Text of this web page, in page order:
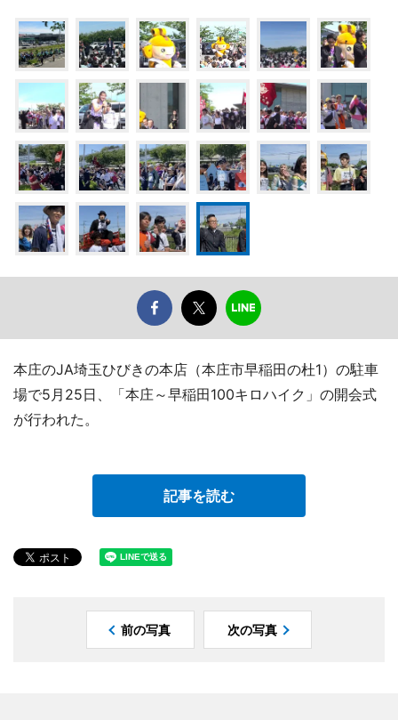
本庄のJA埼玉ひびきの本店（本庄市早稲田の杜1）の駐車
場で5月25日、「本庄～早稲田100キロハイク」の開会式
が行われた。
記事を読む
前の写真 次の写真